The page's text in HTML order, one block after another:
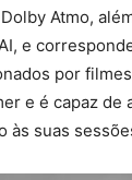
Atmo,
e
por
e é capaz de
às suas